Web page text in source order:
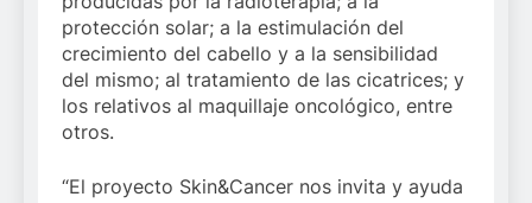
protección solar; a la estimulación del
crecimiento del cabello y a la sensibilidad
del mismo; al tratamiento de las cicatrices; y
los relativos al maquillaje oncológico, entre
otros.
“El proyecto Skin&Cancer nos invita y ayuda